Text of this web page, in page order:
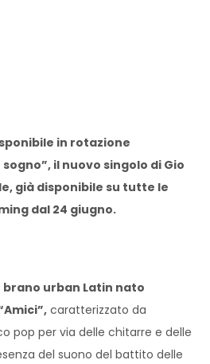
in rotazione
il nuovo singolo di Gio
già disponibile su tutte le
dal 24 giugno.
brano urban Latin nato
caratterizzato da
pop per via delle chitarre e delle
del suono del battito delle